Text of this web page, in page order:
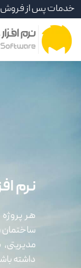
خدمات پس از
نرم
هر
ساختمان
داشته